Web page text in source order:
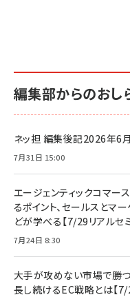
編集部からのおし
ネッ担 編集後記2026年6月
7月31日 15:00
エージェンティックコマー
るポイント、セールスとマ
どが学べる【7/29リアルセ
7月24日 8:30
大手が攻めない市場で勝
長し続けるEC戦略とは【7/